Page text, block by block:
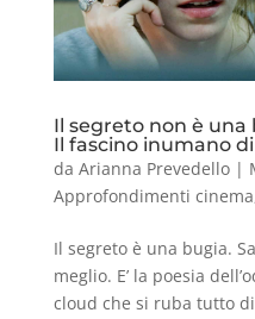
Il segreto non è una
Il fascino inumano
da Arianna Prevedello|
Approfondimenti cinema
Il segreto è una bugia.
meglio. E’ la poesia
cloud che si ruba tutto